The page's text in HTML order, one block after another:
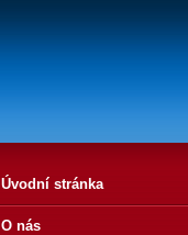
Úvodní stránka
O nás